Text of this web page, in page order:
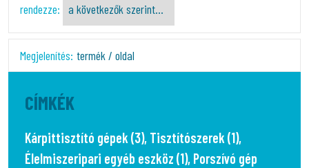
rendezze:
Megjelenítés: termék / oldal
CÍMKÉK
Kárpittisztító gépek (3), Tisztítószerek (1),
Élelmiszeripari egyéb eszköz (1), Porszívó gép